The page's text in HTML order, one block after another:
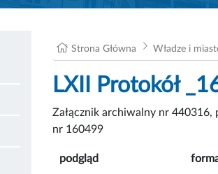
Strona Główna Władze i
LXII Protokół
Załącznik archiwalny nr
nr 160499
podgląd